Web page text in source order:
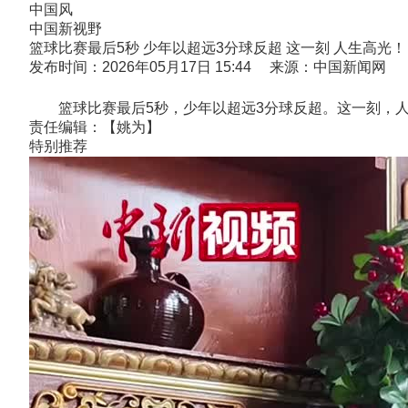
中国风
中国新视野
篮球比赛最后5秒 少年以超远3分球反超 这一刻 人生高光！
发布时间：2026年05月17日 15:44 来源：中国新闻网
篮球比赛最后5秒，少年以超远3分球反超。这一刻，
责任编辑：【姚为】
特别推荐